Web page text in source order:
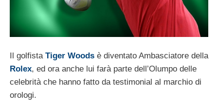
Il golfista Tiger Woods è diventato Ambasciatore della
Rolex, ed ora anche lui farà parte dell’Olumpo delle
celebrità che hanno fatto da testimonial al marchio di
orologi.